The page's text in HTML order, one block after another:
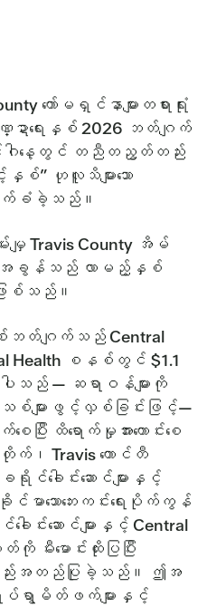
ကော်မရှင်နာများတရားရုံး
ဍာရေးနှစ် 2026 ဘတ်ဂျက်
ဂါနေ့တွင် တညီတညွတ်တည်း
စ်” ဟုလူသိများသော
က်ခံခဲ့သည်။
မျှ Travis County အိမ်
အခွန်သည် လာမည့်နှစ်
ြစ်သည်။
ဘတ်ဂျက်သည် Central
Health စနစ်တွင် $1.1
ပါသည် — ဆရာဝန်များကို
သစ်များဖွင့်လှစ်ခြင်းဖြင့်—
ပြီး ထိရောက်မှုအားကောင်းစေ
Travis ကောင်တီ
ရိုင်ခေါင်းဆောင်များနှင့်
င်မာသောဘေးကင်းရေးပိုက်ကွန်
းဆောင်များနှင့် Central
မီးမောင်းထိုးပြပြီး
းအတည်ပြုခဲ့သည်။ ဤအ
ရွာမိတ်ဖက်များနှင့်